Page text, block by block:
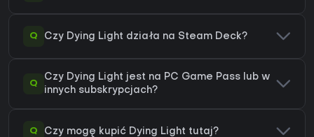
Q Czy Dying Light działa na Steam Deck?
Q
Czy Dying Light jest na PC Game Pass lub w
innych subskrypcjach?
Q Czy mogę kupić Dying Light tutaj?